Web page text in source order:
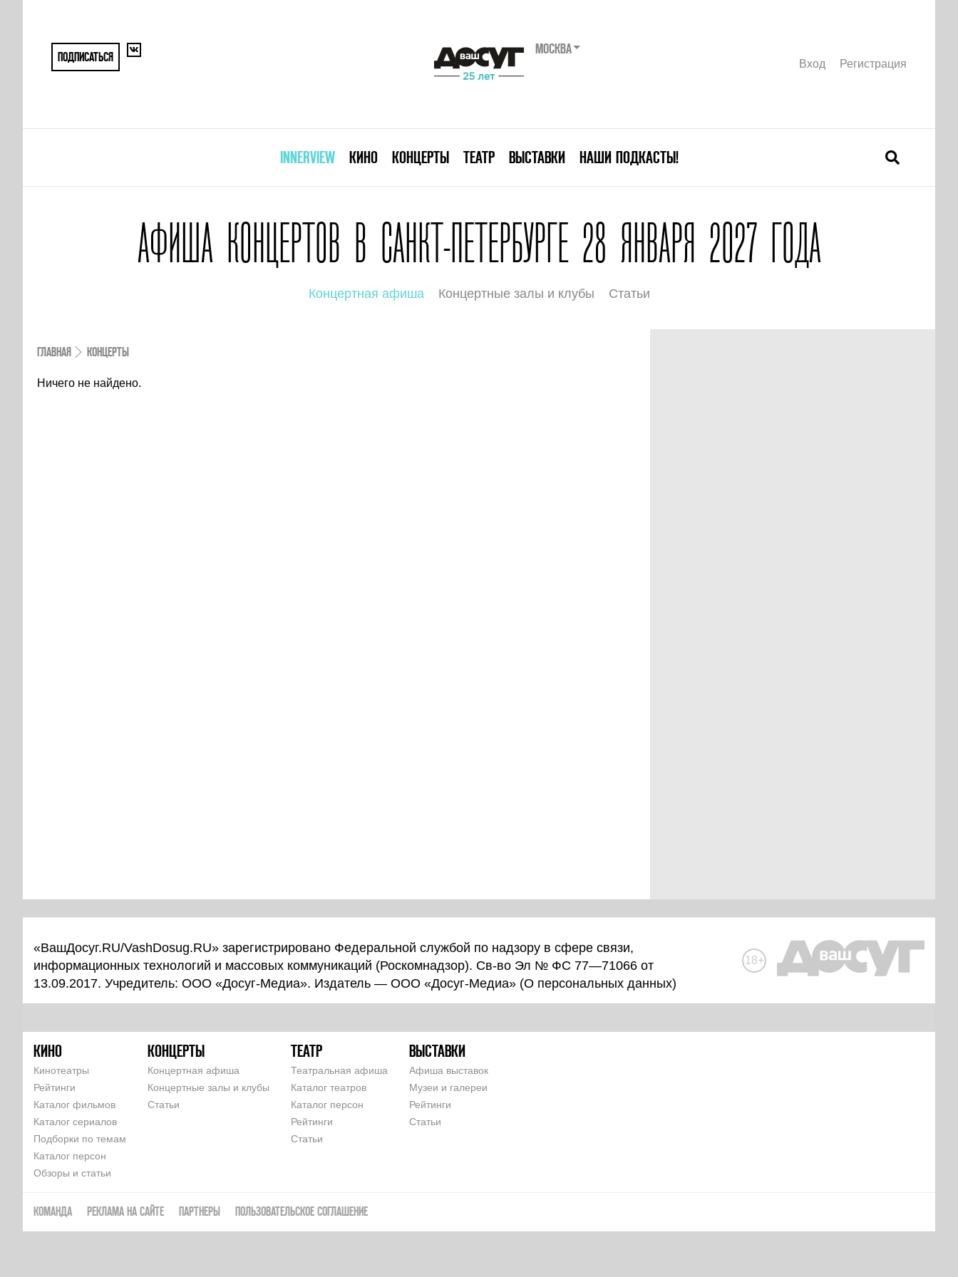
ПОДПИСАТЬСЯ
МОСКВА
Вход Регистрация
INNERVIEW КИНО КОНЦЕРТЫ ТЕАТР ВЫСТАВКИ НАШИ ПОДКАСТЫ!
АФИША КОНЦЕРТОВ В САНКТ-ПЕТЕРБУРГЕ 28 ЯНВАРЯ 2027 ГОДА
Концертная афиша Концертные залы и клубы Статьи
ГЛАВНАЯ КОНЦЕРТЫ
Ничего не найдено.
«ВашДосуг.RU/VashDosug.RU» зарегистрировано Федеральной службой по надзору в сфере связи,
информационных технологий и массовых коммуникаций (Роскомнадзор). Св-во Эл № ФС 77—71066 от
13.09.2017. Учредитель: ООО «Досуг-Медиа». Издатель — ООО «Досуг-Медиа» (О персональных данных)
18+
КИНО
Кинотеатры
Рейтинги
Каталог фильмов
Каталог сериалов
Подборки по темам
Каталог персон
Обзоры и статьи
КОНЦЕРТЫ
Концертная афиша
Концертные залы и клубы
Статьи
ТЕАТР
Театральная афиша
Каталог театров
Каталог персон
Рейтинги
Статьи
ВЫСТАВКИ
Афиша выставок
Музеи и галереи
Рейтинги
Статьи
КОМАНДА РЕКЛАМА НА САЙТЕ ПАРТНЕРЫ ПОЛЬЗОВАТЕЛЬСКОЕ СОГЛАШЕНИЕ